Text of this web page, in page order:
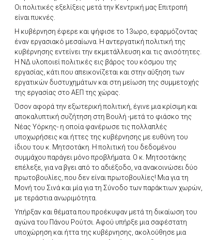
Οι πολιτικές εξελίξεις μετά την Κεντρική μας Επιτροπή
είναι πυκνές.
Η κυβέρνηση έφερε και ψήφισε το 13ωρο, εφαρμόζοντας
έναν εργασιακό μεσαίωνα. Η αντεργατική πολιτική της
κυβέρνησης εντείνει την εκμετάλλευση και τις ανισότητες.
Η ΝΔ υλοποιεί πολιτικές εις βάρος του κόσμου της
εργασίας, κάτι που απεικονίζεται και στην αύξηση των
εργατικών δυστυχημάτων και στη μείωση της συμμετοχής
της εργασίας στο ΑΕΠ της χώρας.
Όσον αφορά την εξωτερική πολιτική, έγινε μια κρίσιμη και
αποκαλυπτική συζήτηση στη Βουλή -μετά το φιάσκο της
Νέας Υόρκης- η οποία φανέρωσε τις πολλαπλές
υποχωρήσεις και ήττες της κυβέρνησης με ευθύνη του
ίδιου του κ. Μητσοτάκη. Η πολιτική του δεδομένου
συμμάχου παράγει μόνο προβλήματα. Ο κ. Μητσοτάκης
επέλεξε, για να βγει από το αδιέξοδο, να ανακοινώσει δύο
πρωτοβουλίες, που δεν είναι πρωτοβουλίες! Μια για τη
Μονή του Σινά και μία για τη Σύνοδο των παράκτιων χωρών,
με τεράστια ανωριμότητα.
Υπήρξαν και θέματα που προέκυψαν μετά τη δικαίωση του
αγώνα του Πάνου Ρούτσι. Αφού υπήρξε μια σαφέστατη
υποχώρηση και ήττα της κυβέρνησης, ακολούθησε μια